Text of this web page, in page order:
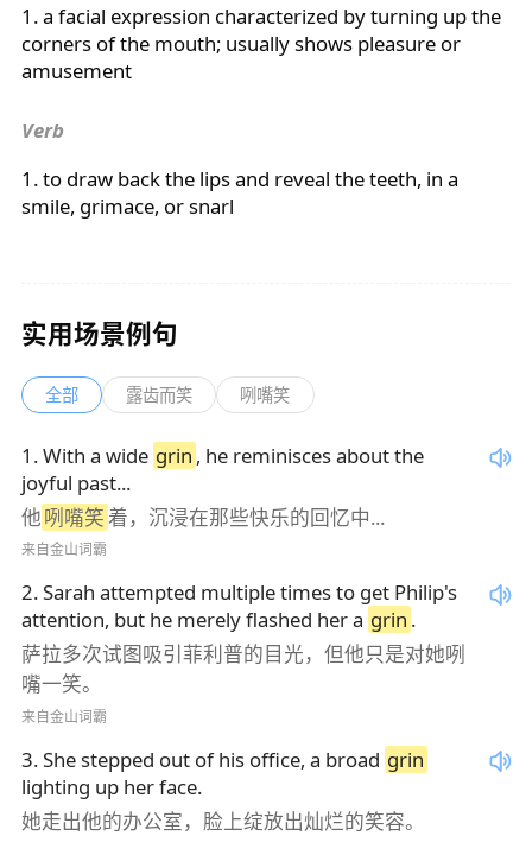
1. a facial expression characterized by turning up the
corners of the mouth; usually shows pleasure or
amusement
Verb
1. to draw back the lips and reveal the teeth, in a
smile, grimace, or snarl
实用场景例句
全部 露齿而笑 咧嘴笑
1 .With a wide grin , he reminisces about the
joyful past...
他咧嘴笑着，沉浸在那些快乐的回忆中...
来自金山词霸
2.Sarah attempted multiple times to get Philip's
attention, but he merely flashed her a grin .
萨拉多次试图吸引菲利普的目光，但他只是对她咧
嘴一笑。
来自金山词霸
3.She stepped out of his office, a broad grin
lighting up her face.
她走出他的办公室，脸上绽放出灿烂的笑容。